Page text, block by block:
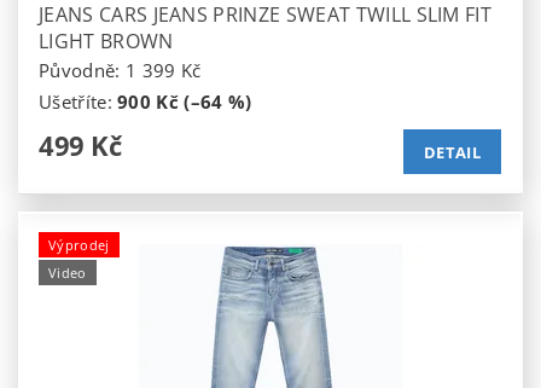
JEANS CARS JEANS PRINZE SWEAT TWILL SLIM FIT
LIGHT BROWN
Původně: 1 399 Kč
Ušetříte:900 Kč (–64 %)
499 Kč DETAIL
Výprodej
Video